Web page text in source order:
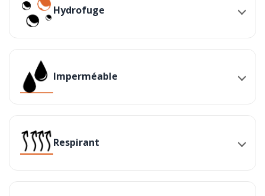
Hydrofuge
Imperméable
Respirant